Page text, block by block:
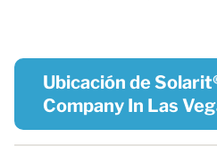
Ubicación de
Company In Las